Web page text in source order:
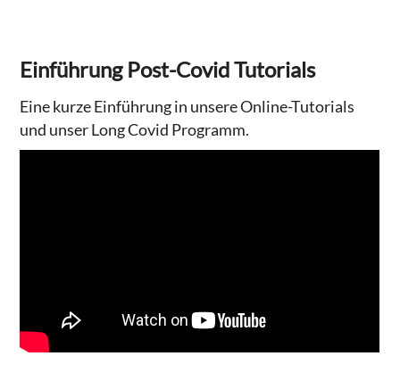
Einführung Post-Covid Tutorials
Eine kurze Einführung in unsere Online-Tutorials
und unser Long Covid Programm.